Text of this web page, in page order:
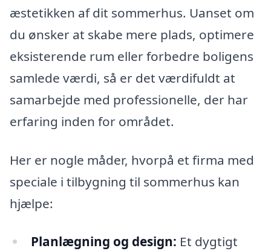
æstetikken af dit sommerhus. Uanset om
du ønsker at skabe mere plads, optimere
eksisterende rum eller forbedre boligens
samlede værdi, så er det værdifuldt at
samarbejde med professionelle, der har
erfaring inden for området.
Her er nogle måder, hvorpå et firma med
speciale i tilbygning til sommerhus kan
hjælpe:
Planlægning og design: Et dygtigt